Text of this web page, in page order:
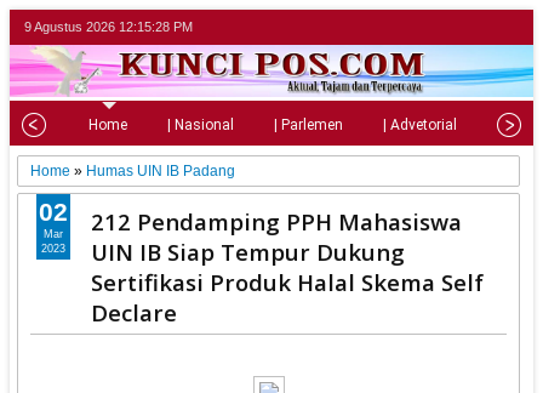
9 Agustus 2026 12:15:29 PM
Home | Nasional | Parlemen | Advetorial |
Home » Humas UIN IB Padang
212 Pendamping PPH Mahasiswa
UIN IB Siap Tempur Dukung
Sertifikasi Produk Halal Skema Self
Declare
02
Mar
2023